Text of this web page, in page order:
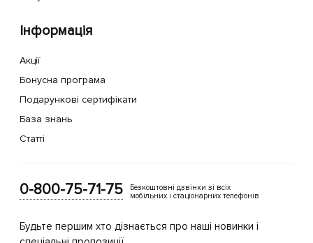
Інформація
Акції
Бонусна програма
Подарункові сертифікати
База знань
Статті
0-800-75-71-75
Безкоштовні дзвінки зі всіх
мобільних і стаціонарних телефонів
Будьте першим хто дізнається про наші новинки і